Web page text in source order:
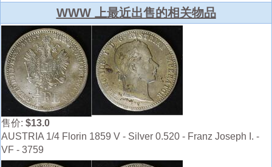
WWW 上最近出售的相关物品
售价: $13.0
AUSTRIA 1/4 Florin 1859 V - Silver 0.520 - Franz Joseph I. -
VF - 3759